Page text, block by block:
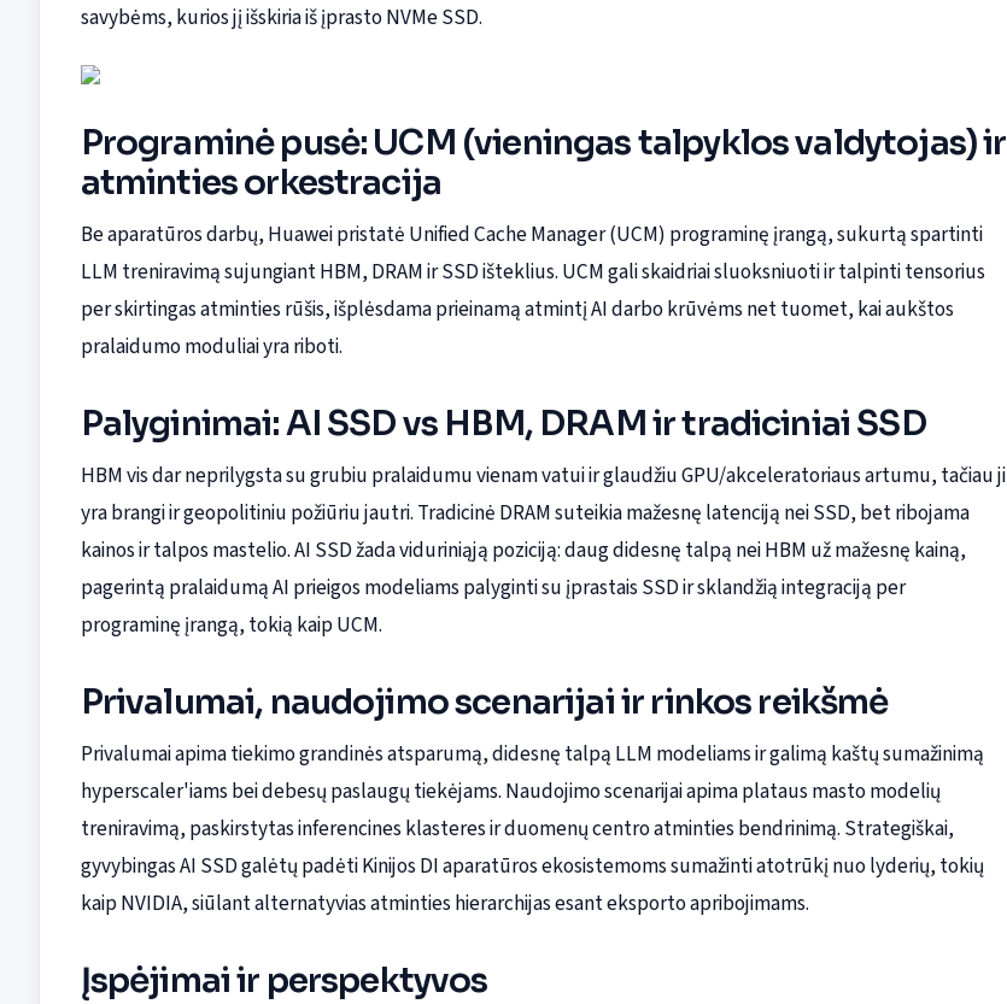
savybėms, kurios jį išskiria iš įprasto NVMe SSD.
Programinė pusė: UCM (vieningas talpyklos valdytojas) ir
atminties orkestracija
Be aparatūros darbų, Huawei pristatė Unified Cache Manager (UCM) programinę įrangą, sukurtą spartinti
LLM treniravimą sujungiant HBM, DRAM ir SSD išteklius. UCM gali skaidriai sluoksniuoti ir talpinti tensorius
per skirtingas atminties rūšis, išplėsdama prieinamą atmintį AI darbo krūvėms net tuomet, kai aukštos
pralaidumo moduliai yra riboti.
Palyginimai: AI SSD vs HBM, DRAM ir tradiciniai SSD
HBM vis dar neprilygsta su grubiu pralaidumu vienam vatui ir glaudžiu GPU/akceleratoriaus artumu, tačiau ji
yra brangi ir geopolitiniu požiūriu jautri. Tradicinė DRAM suteikia mažesnę latenciją nei SSD, bet ribojama
kainos ir talpos mastelio. AI SSD žada viduriniąją poziciją: daug didesnę talpą nei HBM už mažesnę kainą,
pagerintą pralaidumą AI prieigos modeliams palyginti su įprastais SSD ir sklandžią integraciją per
programinę įrangą, tokią kaip UCM.
Privalumai, naudojimo scenarijai ir rinkos reikšmė
Privalumai apima tiekimo grandinės atsparumą, didesnę talpą LLM modeliams ir galimą kaštų sumažinimą
hyperscaler'iams bei debesų paslaugų tiekėjams. Naudojimo scenarijai apima plataus masto modelių
treniravimą, paskirstytas inferencines klasteres ir duomenų centro atminties bendrinimą. Strategiškai,
gyvybingas AI SSD galėtų padėti Kinijos DI aparatūros ekosistemoms sumažinti atotrūkį nuo lyderių, tokių
kaip NVIDIA, siūlant alternatyvias atminties hierarchijas esant eksporto apribojimams.
Įspėjimai ir perspektyvos